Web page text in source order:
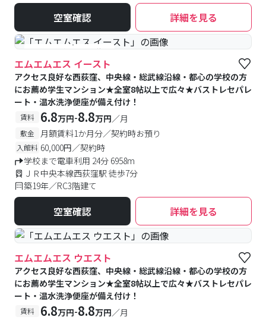
空室確認 詳細を見る
#予約受付中 #空室待ち
エムエムエス イースト
アクセス良好な西荻窪、中央線・総武線沿線・都心の学校の方
にお薦め学生マンション★全室8帖以上で広々★バストレセパレ
ート・温水洗浄便座が備え付け！
賃料 6.8万円-8.8万円／月
敷金 月額賃料1か月分／契約時お預り
入館料 60,000円／契約時
学校まで電車利用 24分 6958m
ＪＲ中央本線西荻窪駅 徒歩7分
築19年／RC3階建て
空室確認 詳細を見る
エムエムエス ウエスト
アクセス良好な西荻窪、中央線・総武線沿線・都心の学校の方
にお薦め学生マンション★全室8帖以上で広々★バストレセパレ
ート・温水洗浄便座が備え付け！
賃料 6.8万円-8.8万円／月